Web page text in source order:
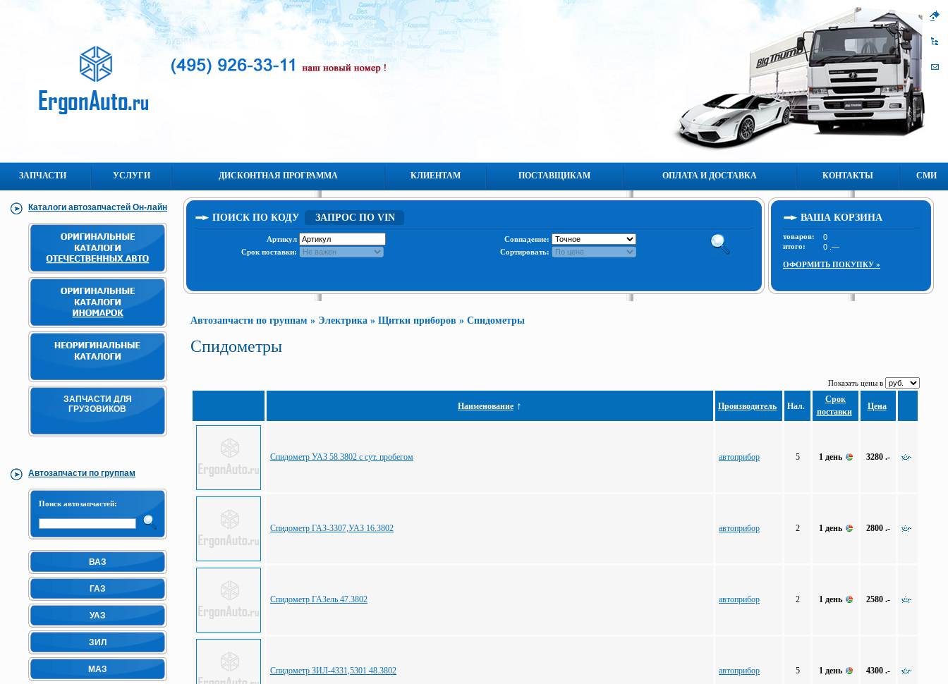
ЗАПЧАСТИ УСЛУГИ ДИСКОНТНАЯ ПРОГРАММА КЛИЕНТАМ ПОСТАВЩИКАМ ОПЛАТА И ДОСТАВКА КОНТАКТЫ СМИ
Каталоги автозапчастей Он-лайн
ЗАПЧАСТИ ДЛЯ
ГРУЗОВИКОВ
Автозапчасти по группам
Поиск автозапчастей:
ВАЗ
ГАЗ
УАЗ
ЗИЛ
МАЗ
ПОИСК ПО КОДУ ЗАПРОС ПО VIN
Артикул
Совпадение:
Срок поставки:
Сортировать:
ВАША КОРЗИНА
товаров:
итого:
ОФОРМИТЬ ПОКУПКУ »
Автозапчасти по группам » Электрика » Щитки приборов » Спидометры
Спидометры
Показать цены в
Наименование ↑ Производитель Нал.
Срок
поставки
Цена
Спидометр УАЗ 58.3802 с сут. пробегом автоприбор 5 1 день 3280 .-
Спидометр ГАЗ-3307,УАЗ 16.3802 автоприбор 2 1 день 2800 .-
Спидометр ГАЗель 47.3802 автоприбор 2 1 день 2580 .-
Спидометр ЗИЛ-4331,5301 48.3802 автоприбор 5 1 день 4300 .-